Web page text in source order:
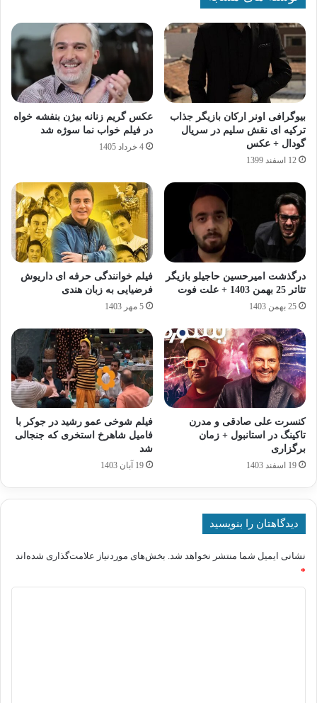
بیوگرافی اونر ارکان بازیگر جذاب
ترکیه ای نقش سلیم در سریال
گودال + عکس
12 اسفند 1399
عکس گریم زنانه بیژن بنفشه خواه
در فیلم خواب‌ نما سوژه شد
4 خرداد 1405
درگذشت امیرحسین حاجیلو بازیگر
تئاتر 25 بهمن 1403 + علت فوت
25 بهمن 1403
فیلم خوانندگی حرفه ای داریوش
فرضیایی به زبان هندی
5 مهر 1403
کنسرت علی صادقی و مدرن
تاکینگ در استانبول + زمان
برگزاری
19 اسفند 1403
فیلم شوخی عمو رشید در جوکر با
فامیل شاهرخ استخری که جنجالی
شد
19 آبان 1403
دیدگاهتان را بنویسید
نشانی ایمیل شما منتشر نخواهد شد. بخش‌های موردنیاز علامت‌گذاری شده‌اند
*